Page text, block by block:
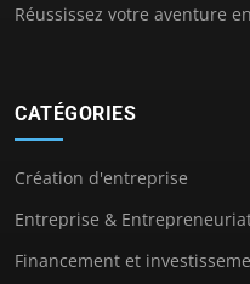
Réussissez votre aventure
CATÉGORIES
Création d'entreprise
Entreprise &
Financement et